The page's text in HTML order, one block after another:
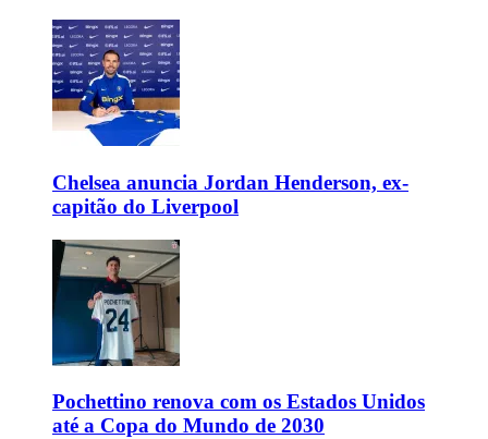
Chelsea anuncia Jordan Henderson, ex-
capitão do Liverpool
Pochettino renova com os Estados Unidos
até a Copa do Mundo de 2030